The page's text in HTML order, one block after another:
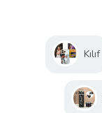
Kılıf